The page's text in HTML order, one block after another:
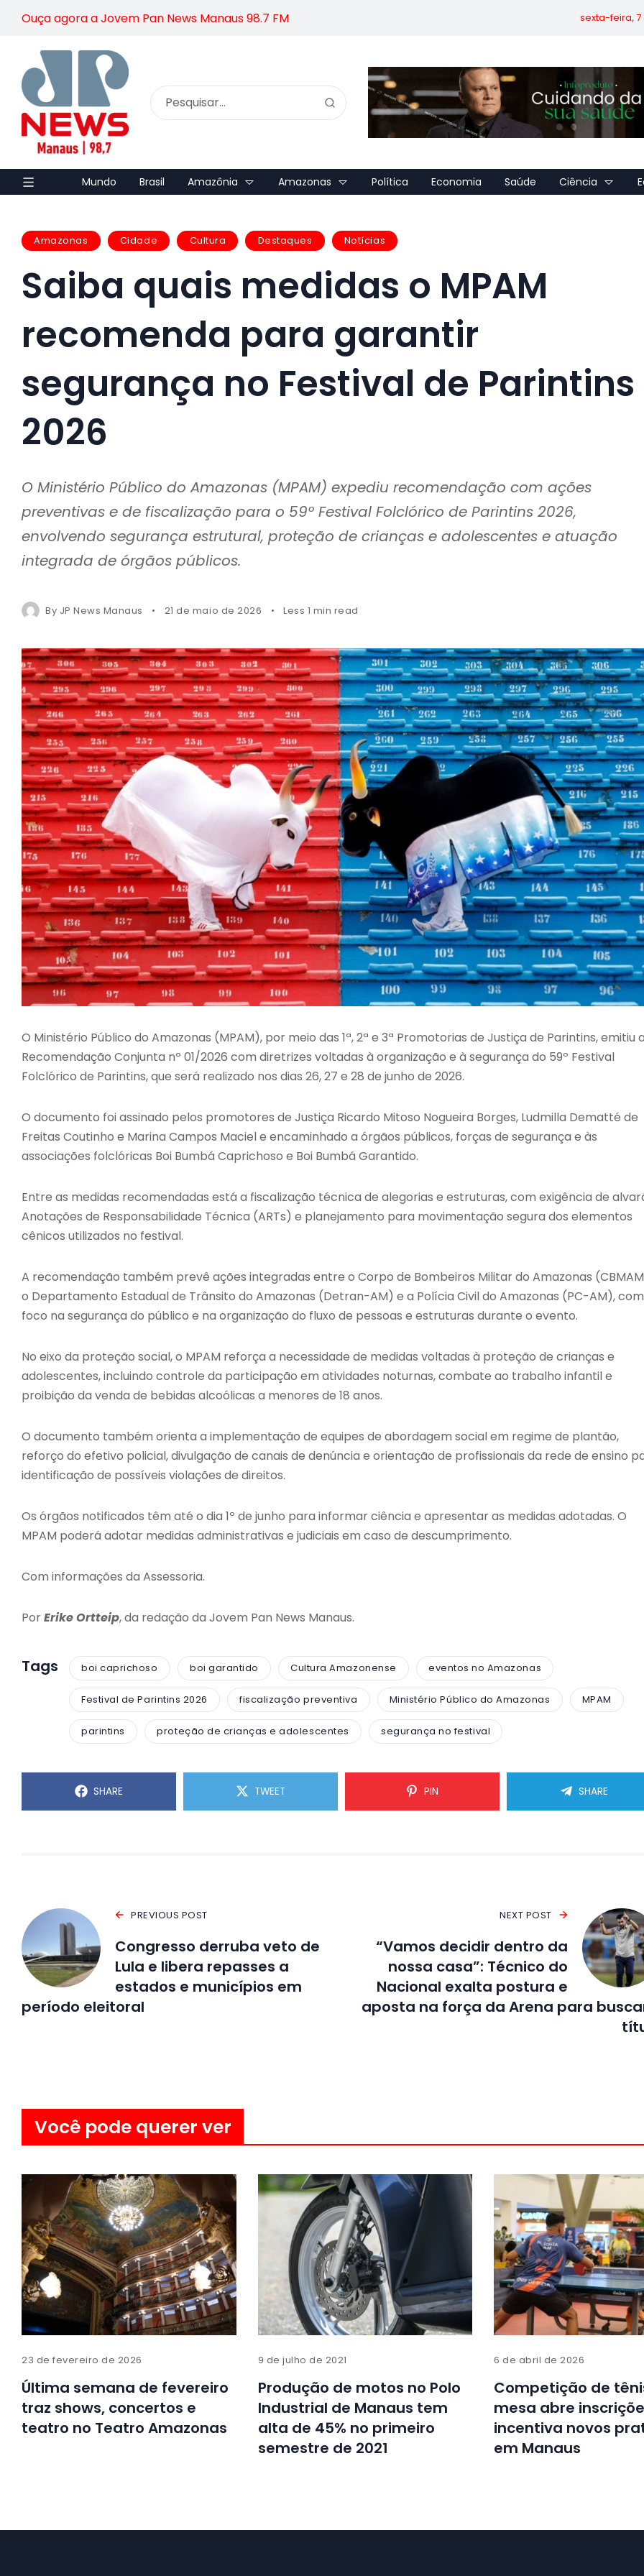
Ouça agora a Jovem Pan News Manaus 98.7 FM sexta-feira, 7
Mundo Brasil Amazônia Amazonas Política Economia Saúde Ciência
Amazonas Cidade Cultura Destaques Notícias
Saiba quais medidas o MPAM
recomenda para garantir
segurança no Festival de Parintins
2026
O Ministério Público do Amazonas (MPAM) expediu recomendação com ações
preventivas e de fiscalização para o 59º Festival Folclórico de Parintins 2026,
envolvendo segurança estrutural, proteção de crianças e adolescentes e atuação
integrada de órgãos públicos.
By JP News Manaus 21 de maio de 2026 Less 1 min read
O Ministério Público do Amazonas (MPAM), por meio das 1ª, 2ª e 3ª Promotorias de Justiça de Parintins, emitiu
Recomendação Conjunta nº 01/2026 com diretrizes voltadas à organização e à segurança do 59º Festival
Folclórico de Parintins, que será realizado nos dias 26, 27 e 28 de junho de 2026.
O documento foi assinado pelos promotores de Justiça Ricardo Mitoso Nogueira Borges, Ludmilla Dematté de
Freitas Coutinho e Marina Campos Maciel e encaminhado a órgãos públicos, forças de segurança e às
associações folclóricas Boi Bumbá Caprichoso e Boi Bumbá Garantido.
Entre as medidas recomendadas está a fiscalização técnica de alegorias e estruturas, com exigência de
Anotações de Responsabilidade Técnica (ARTs) e planejamento para movimentação segura dos elementos
cênicos utilizados no festival.
A recomendação também prevê ações integradas entre o Corpo de Bombeiros Militar do Amazonas
o Departamento Estadual de Trânsito do Amazonas (Detran-AM) e a Polícia Civil do Amazonas (PC-AM), com
foco na segurança do público e na organização do fluxo de pessoas e estruturas durante o evento.
No eixo da proteção social, o MPAM reforça a necessidade de medidas voltadas à proteção de crianças e
adolescentes, incluindo controle da participação em atividades noturnas, combate ao trabalho infantil e
proibição da venda de bebidas alcoólicas a menores de 18 anos.
O documento também orienta a implementação de equipes de abordagem social em regime de plantão,
reforço do efetivo policial, divulgação de canais de denúncia e orientação de profissionais da rede de ensino
identificação de possíveis violações de direitos.
Os órgãos notificados têm até o dia 1º de junho para informar ciência e apresentar as medidas adotadas. O
MPAM poderá adotar medidas administrativas e judiciais em caso de descumprimento.
Com informações da Assessoria.
PorErike Ortteip, da redação da Jovem Pan News Manaus.
Tags boi caprichoso boi garantido Cultura Amazonense eventos no Amazonas
Festival de Parintins 2026 fiscalização preventiva Ministério Público do Amazonas MPAM
parintins proteção de crianças e adolescentes segurança no festival
SHARE TWEET PIN SHARE
PREVIOUS POST
Congresso derruba veto de
Lula e libera repasses a
estados e municípios em
período eleitoral
NEXT POST
“Vamos decidir dentro da
nossa casa”: Técnico do
Nacional exalta postura e
aposta na força da Arena para
Você pode querer ver
23 de fevereiro de 2026
Última semana de fevereiro
traz shows, concertos e
teatro no Teatro Amazonas
9 de julho de 2021
Produção de motos no Polo
Industrial de Manaus tem
alta de 45% no primeiro
semestre de 2021
6 de abril de 2026
Competição de
mesa abre
incentiva novos
em Manaus